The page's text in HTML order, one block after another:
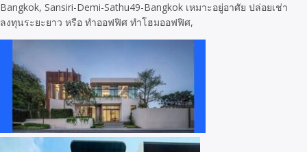
Bangkok, Sansiri-Demi-Sathu49-Bangkok เหมาะอยู่อาศัย ปล่อยเช่า
ลงทุนระยะยาว หรือ ทำออฟฟิศ ทำโฮมออฟฟิศ,